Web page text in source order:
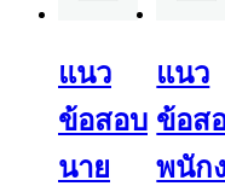
แนว
ข้อสอบ
นาย
แนว
ข้อส
พนัก